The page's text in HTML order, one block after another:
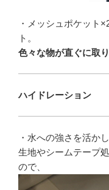
・メッシュポケット
ト。
色々な物が直ぐに取
ハイドレーション
・水への強さを活か
生地やシームテープ
ので、